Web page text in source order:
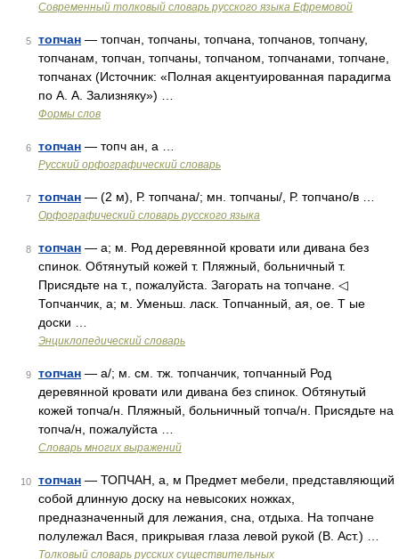
Современный толковый словарь русского языка Ефремовой
5 топчан — топчан, топчаны, топчана, топчанов, топчану,
топчанам, топчан, топчаны, топчаном, топчанами, топчане,
топчанах (Источник: «Полная акцентуированная парадигма
по А. А. Зализняку») …
Формы слов
6 топчан — топч ан, а …
Русский орфографический словарь
7 топчан — (2 м), Р. топчана/; мн. топчаны/, Р. топчано/в …
Орфографический словарь русского языка
8 топчан — а; м. Род деревянной кровати или дивана без
спинок. Обтянутый кожей т. Пляжный, больничный т.
Присядьте на т., пожалуйста. Загорать на топчане. ◁
Топчанчик, а; м. Уменьш. ласк. Топчанный, ая, ое. Т ые
доски …
Энциклопедический словарь
9 топчан — а/; м. см. тж. топчанчик, топчанный Род
деревянной кровати или дивана без спинок. Обтянутый
кожей топча/н. Пляжный, больничный топча/н. Присядьте на
топча/н, пожалуйста …
Словарь многих выражений
10 топчан — ТОПЧАН, а, м Предмет мебели, представляющий
собой длинную доску на невысоких ножках,
предназначенный для лежания, сна, отдыха. На топчане
полулежал Вася, прикрывая глаза левой рукой (В. Аст.) …
Толковый словарь русских существительных